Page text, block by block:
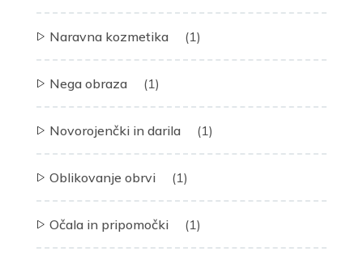
Naravna kozmetika (1)
Nega obraza (1)
Novorojenčki in darila (1)
Oblikovanje obrvi (1)
Očala in pripomočki (1)